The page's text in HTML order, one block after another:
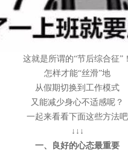
这就是所谓的“节后综合征”
怎样才能“丝滑”地
从假期切换到工作模式
又能减少身心不适感呢？
一起来看看下面这些方法吧
↓↓↓
一、良好的心态最重要